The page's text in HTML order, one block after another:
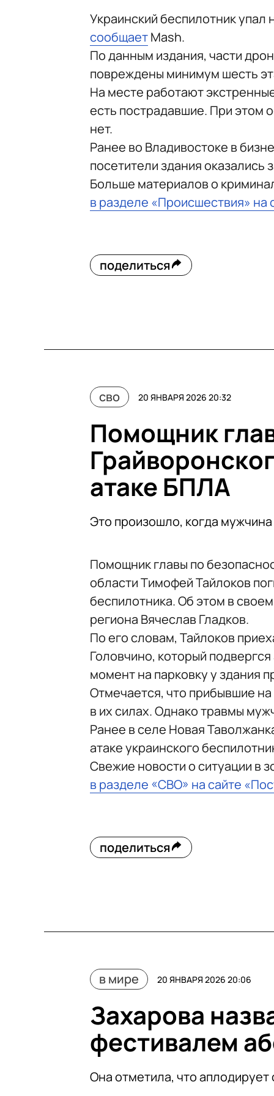
Украинский беспилотник
сообщаетMash.
По данным издания, части
повреждены минимум шесть
На месте работают
есть пострадавшие. При этом
нет.
Ранее во Владивостоке в
посетители здания
Больше материалов о
в разделе «Происшествия» на
поделиться
сво 20 ЯНВАРЯ 2026 20:32
Помощник
атаке БПЛА
Это произошло, когда
Помощник главы по
области Тимофей Тайлоков
беспилотника. Об этом в
региона Вячеслав Гладков.
По его словам, Тайлоков
Головчино, который
момент на парковку у здания
Отмечается, что прибывшие
в их силах. Однако травмы
Ранее в селе Новая
атаке украинского
Свежие новости о ситуации в
в разделе «СВО» на сайте
поделиться
в мире 20 ЯНВАРЯ 2026 20:06
Захарова
фестивалем
Она отметила, что аплодирует